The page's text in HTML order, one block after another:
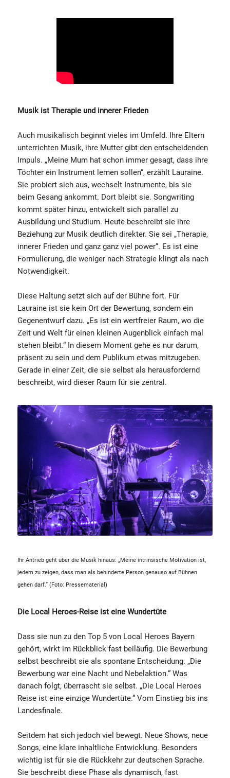
Musik ist Therapie und innerer Frieden
Auch musikalisch beginnt vieles im Umfeld. Ihre Eltern
unterrichten Musik, ihre Mutter gibt den entscheidenden
Impuls. „Meine Mum hat schon immer gesagt, dass ihre
Töchter ein Instrument lernen sollen“, erzählt Lauraine.
Sie probiert sich aus, wechselt Instrumente, bis sie
beim Gesang ankommt. Dort bleibt sie. Songwriting
kommt später hinzu, entwickelt sich parallel zu
Ausbildung und Studium. Heute beschreibt sie ihre
Beziehung zur Musik deutlich direkter. Sie sei „Therapie,
innerer Frieden und ganz ganz viel power“. Es ist eine
Formulierung, die weniger nach Strategie klingt als nach
Notwendigkeit.
Diese Haltung setzt sich auf der Bühne fort. Für
Lauraine ist sie kein Ort der Bewertung, sondern ein
Gegenentwurf dazu. „Es ist ein wertfreier Raum, wo die
Zeit und Welt für einen kleinen Augenblick einfach mal
stehen bleibt.“ In diesem Moment gehe es nur darum,
präsent zu sein und dem Publikum etwas mitzugeben.
Gerade in einer Zeit, die sie selbst als herausfordernd
beschreibt, wird dieser Raum für sie zentral.
Ihr Antrieb geht über die Musik hinaus: „Meine intrinsische Motivation ist,
jedem zu zeigen, dass man als behinderte Person genauso auf Bühnen
gehen darf.“ (Foto: Pressematerial)
Die Local Heroes-Reise ist eine Wundertüte
Dass sie nun zu den Top 5 von Local Heroes Bayern
gehört, wirkt im Rückblick fast beiläufig. Die Bewerbung
selbst beschreibt sie als spontane Entscheidung. „Die
Bewerbung war eine Nacht und Nebelaktion.“ Was
danach folgt, überrascht sie selbst. „Die Local Heroes
Reise ist eine einzige Wundertüte.“ Vom Einstieg bis ins
Landesfinale.
Seitdem hat sich jedoch viel bewegt. Neue Shows, neue
Songs, eine klare inhaltliche Entwicklung. Besonders
wichtig ist für sie die Rückkehr zur deutschen Sprache.
Sie beschreibt diese Phase als dynamisch, fast